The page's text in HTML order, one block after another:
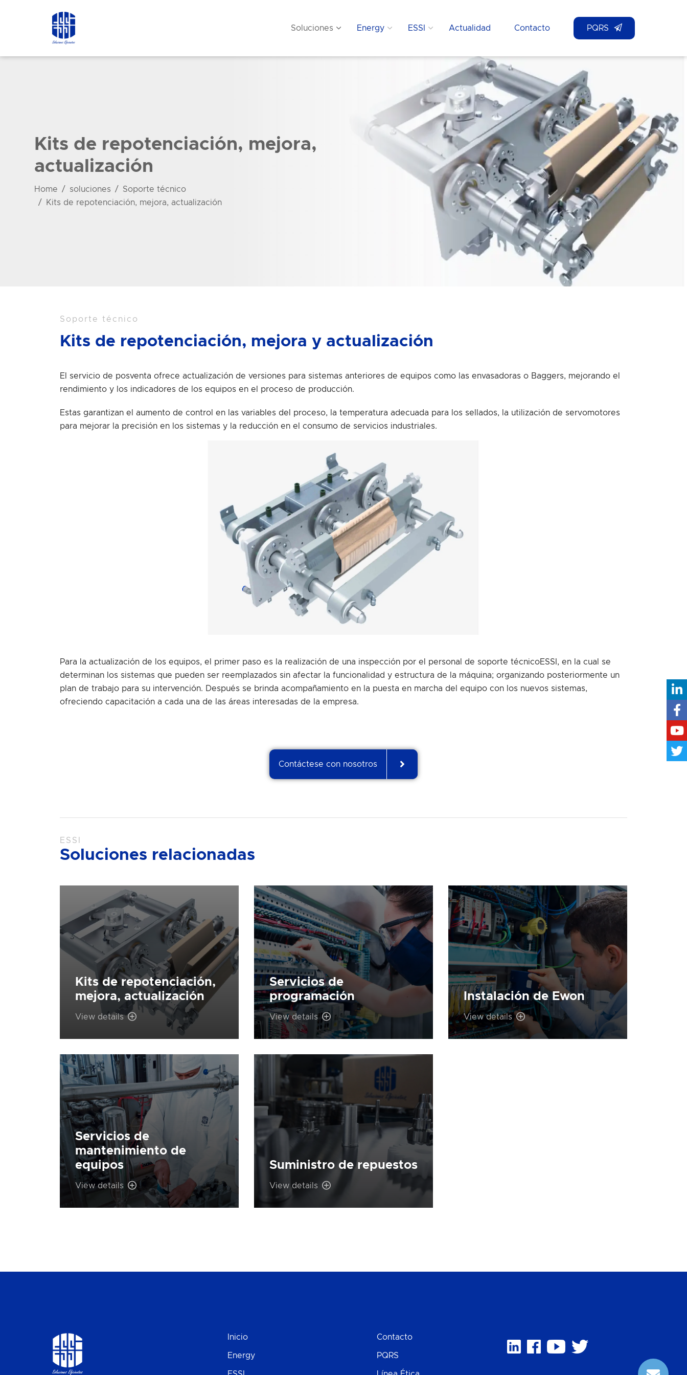
Soluciones Energy ESSI Actualidad Contacto PQRS
Kits de repotenciación, mejora,
actualización
Home soluciones
Soporte técnico
Kits de repotenciación, mejora, actualización
Soporte técnico
Kits de repotenciación, mejora y actualización
El servicio de posventa ofrece actualización de versiones para sistemas anteriores de equipos como las envasadoras o Baggers, mejorando el
rendimiento y los indicadores de los equipos en el proceso de producción.
Estas garantizan el aumento de control en las variables del proceso, la temperatura adecuada para los sellados, la utilización de servomotores
para mejorar la precisión en los sistemas y la reducción en el consumo de servicios industriales.
Para la actualización de los equipos, el primer paso es la realización de una inspección por el personal de soporte técnicoESSI, en la cual se
determinan los sistemas que pueden ser reemplazados sin afectar la funcionalidad y estructura de la máquina; organizando posteriormente un
plan de trabajo para su intervención. Después se brinda acompañamiento en la puesta en marcha del equipo con los nuevos sistemas,
ofreciendo capacitación a cada una de las áreas interesadas de la empresa.
Contáctese con nosotros
ESSI
Soluciones relacionadas
Kits de repotenciación,
mejora, actualización
View details
Servicios de
programación
View details
Instalación de Ewon
View details
Servicios de
mantenimiento de
equipos
View details
Suministro de repuestos
View details
Inicio
Energy
Contacto
PQRS